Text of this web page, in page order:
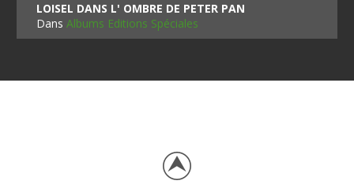
LOISEL DANS L' OMBRE DE PETER PAN
DansAlbums Editions Spéciales